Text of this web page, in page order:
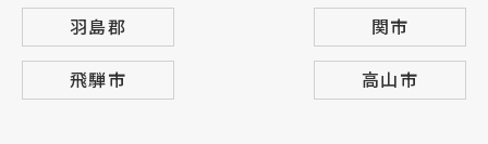
羽島郡 関市
飛騨市 高山市